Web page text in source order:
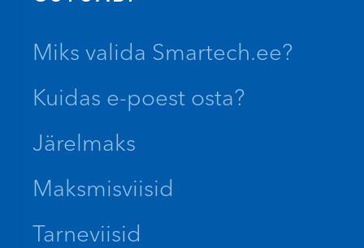
Miks valida Smartech.ee?
Kuidas e-poest osta?
Järelmaks
Maksmisviisid
Tarneviisid